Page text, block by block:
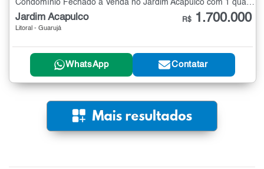
Jardim Acapulco
Litoral - Guarujá
R$ 1.700.000
WhatsApp Contatar